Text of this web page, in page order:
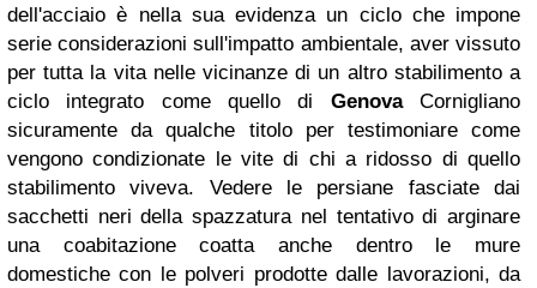
dell'acciaio è nella sua evidenza un ciclo che impone
serie considerazioni sull'impatto ambientale, aver vissuto
per tutta la vita nelle vicinanze di un altro stabilimento a
ciclo integrato come quello di GenovaCornigliano
sicuramente da qualche titolo per testimoniare come
vengono condizionate le vite di chi a ridosso di quello
stabilimento viveva. Vedere le persiane fasciate dai
sacchetti neri della spazzatura nel tentativo di arginare
una coabitazione coatta anche dentro le mure
domestiche con le polveri prodotte dalle lavorazioni, da